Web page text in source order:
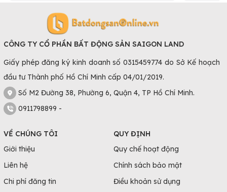
CÔNG TY CỔ PHẦN BẤT ĐỘNG SẢN SAIGON LAND
Giấy phép đăng ký kinh doanh số 0315459774 do Sở Kế hoạch
đầu tư Thành phố Hồ Chí Minh cấp 04/01/2019.
Số M2 Đường 38, Phường 6, Quận 4, TP Hồ Chí Minh.
0911798899 -
VỀ CHÚNG TÔI
Giới thiệu
Liên hệ
Chi phí đăng tin
QUY ĐỊNH
Quy chế hoạt động
Chính sách bảo mật
Điều khoản sử dụng